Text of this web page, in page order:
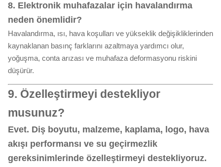
8. Elektronik muhafazalar için havalandırma
neden önemlidir?
Havalandırma, ısı, hava koşulları ve yükseklik değişikliklerinden
kaynaklanan basınç farklarını azaltmaya yardımcı olur,
yoğuşma, conta arızası ve muhafaza deformasyonu riskini
düşürür.
9. Özelleştirmeyi destekliyor
musunuz?
Evet. Diş boyutu, malzeme, kaplama, logo, hava
akışı performansı ve su geçirmezlik
gereksinimlerinde özelleştirmeyi destekliyoruz.